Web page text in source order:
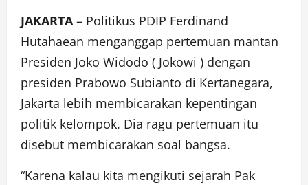
JAKARTA– Politikus PDIP Ferdinand
Hutahaean menganggap pertemuan mantan
Presiden Joko Widodo ( Jokowi ) dengan
presiden Prabowo Subianto di Kertanegara,
Jakarta lebih membicarakan kepentingan
politik kelompok. Dia ragu pertemuan itu
disebut membicarakan soal bangsa.
“Karena kalau kita mengikuti sejarah Pak